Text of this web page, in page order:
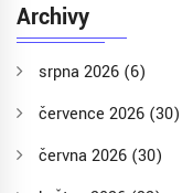
Archivy
srpna 2026 (6)
července 2026 (30)
června 2026 (30)